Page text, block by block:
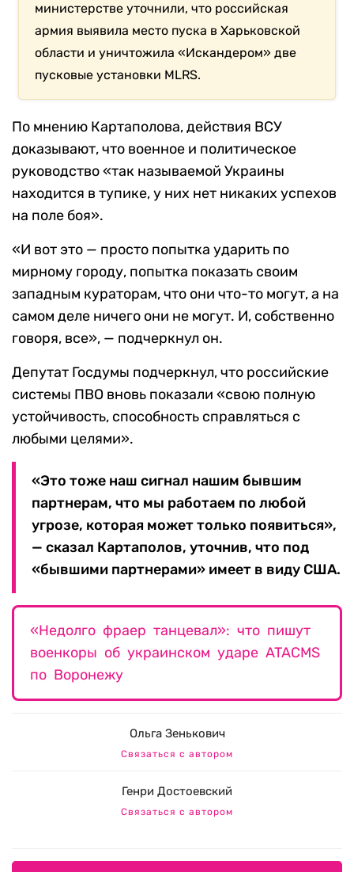
министерстве уточнили, что российская
армия выявила место пуска в Харьковской
области и уничтожила «Искандером» две
пусковые установки MLRS.
По мнению Картаполова, действия ВСУ
доказывают, что военное и политическое
руководство «так называемой Украины
находится в тупике, у них нет никаких успехов
на поле боя».
«И вот это — просто попытка ударить по
мирному городу, попытка показать своим
западным кураторам, что они что-то могут, а на
самом деле ничего они не могут. И, собственно
говоря, все», — подчеркнул он.
Депутат Госдумы подчеркнул, что российские
системы ПВО вновь показали «свою полную
устойчивость, способность справляться с
любыми целями».
«Это тоже наш сигнал нашим бывшим
партнерам, что мы работаем по любой
угрозе, которая может только появиться»,
— сказал Картаполов, уточнив, что под
«бывшими партнерами» имеет в виду США.
«Недолго фраер танцевал»: что пишут
военкоры об украинском ударе ATACMS
по Воронежу
Ольга Зенькович
Связаться с автором
Генри Достоевский
Связаться с автором